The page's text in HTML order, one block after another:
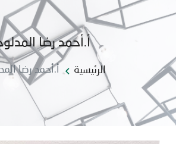
أ.أحمد رضا
الرئيسية أ.أحمد رضا